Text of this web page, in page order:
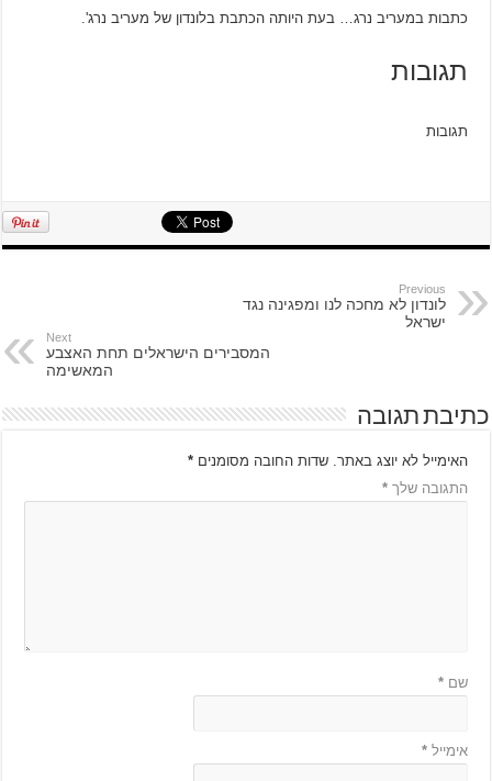
‫כתבות במעריב נרג… בעת היותה הכתבת בלונדון של מעריב נרג'.‬‬
תגובות
תגובות
Previous
לונדון לא מחכה לנו ומפגינה נגד
ישראל
Next
המסבירים הישראלים תחת האצבע
המאשימה
כתיבת תגובה
האימייל לא יוצג באתר. שדות החובה מסומנים*
התגובה שלך*
שם*
אימייל*